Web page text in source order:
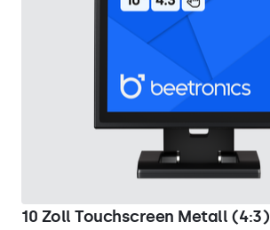
10 Zoll Touchscreen Metall (4:3)